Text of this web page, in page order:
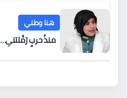
هنا وطني
منذُ حربٍ رَمَّلتني…